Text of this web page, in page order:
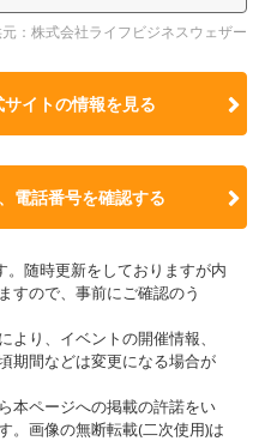
：株式会社ライフビジネスウェザー
イトの情報を見る
電話番号を確認する
随時更新をしておりますが内
すので、事前にご確認のう
り、イベントの開催情報、
期間などは変更になる場合が
本ページへの掲載の許諾をい
。画像の無断転載(二次使用)は